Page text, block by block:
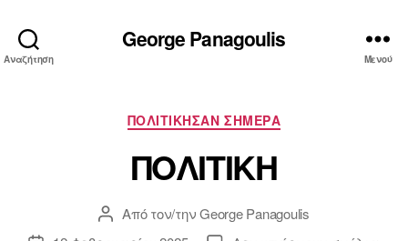
Αναζήτηση
George Panagoulis
Μενού
Κατηγορίες
ΠΟΛΙΤΙΚΗΣΑΝ ΣΗΜΕΡΑ
ΠΟΛΙΤΙΚΗ
Συντάκτης
άρθρου
Από τον/τηνGeorge Panagoulis